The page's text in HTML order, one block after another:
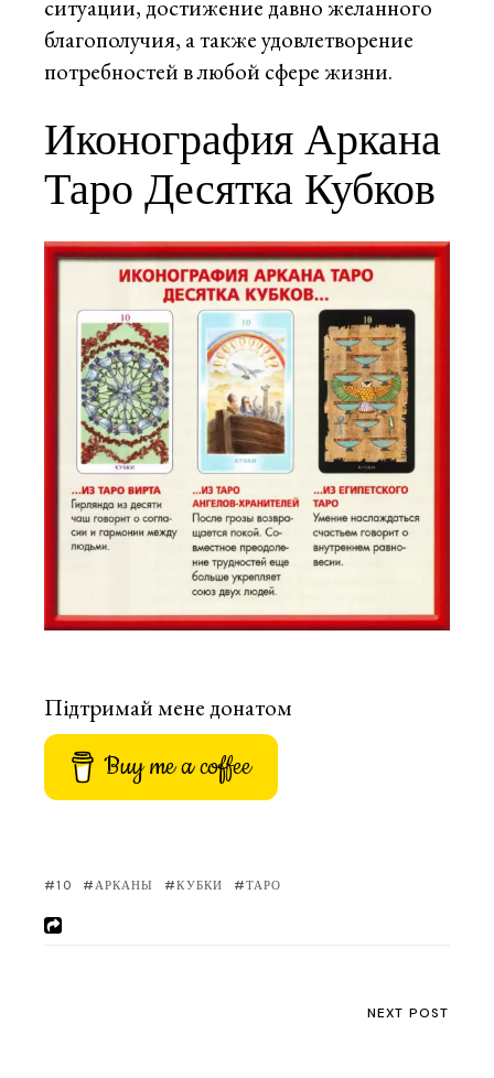
ситуации, достижение давно желанного
благополучия, а также удовлетворение
потребностей в любой сфере жизни.
Иконография Аркана
Таро Десятка Кубков
Підтримай мене донатом
Buy me a coffee
10 АРКАНЫ КУБКИ ТАРО
NEXT POST